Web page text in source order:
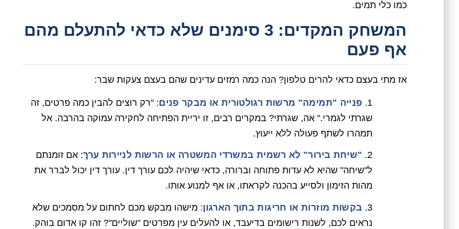
כמו כלי תמים.
המשחק המקדים: 3 סימנים שלא כדאי להתעלם מהם
אף פעם
אז מתי בעצם כדאי להרים טלפון? הנה כמה רמזים עדינים שהם בעצם צעקות שבר:
פנייה "תמימה" מרשות רגולטורית או מבקר פנים: "רק רוצים להבין כמה פרטים, זה
שגרתי לגמרי." אה, שגרתי? במקרים רבים, זו יריית הפתיחה לחקירה עמוקה בהרבה. אל
תמהרו לשתף פעולה ללא ייעוץ.
"שיחת בירור" לא רשמית במשרדי המשטרה או הרשות לניירות ערך: אם זומנתם
ל"שיחה" שהיא לא עדות פתוחה וברורה, כדאי שיהיה לכם עורך דין. עורך דין יכול לברר את
מהות הזימון ולסייע בהכנה לקראתו, או אף למנוע אותו.
בקשות מוזרות או חריגות בתוך הארגון: מישהו מבקש מכם לחתום על מסמכים שלא
נראים לכם, לשנות רישומים בדיעבד, או להעלים עין מפרטים "שוליים"? זהו קו אדום בוהק.